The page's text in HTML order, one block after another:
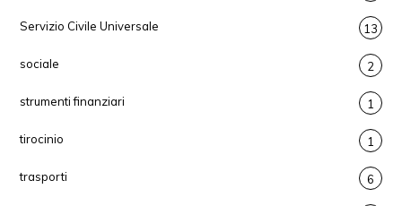
Servizio Civile Universale 13
sociale 2
strumenti finanziari 1
tirocinio 1
trasporti 6